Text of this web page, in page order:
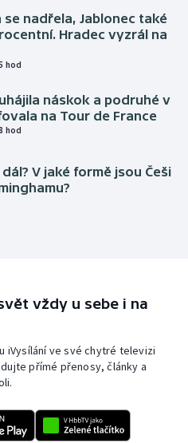
se nadřela, Jablonec také
Hradec vyzrál na
hod
náskok a podruhé v
na Tour de France
hod
V jaké formě jsou Češi
vždy u sebe i na
iVysílání ve své chytré televizi
přímé přenosy, články a